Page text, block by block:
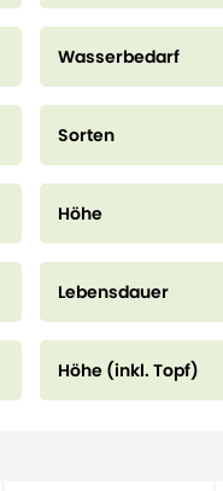
Wasserbedarf
Sorten
Höhe
Lebensdauer
Höhe (inkl. Topf)